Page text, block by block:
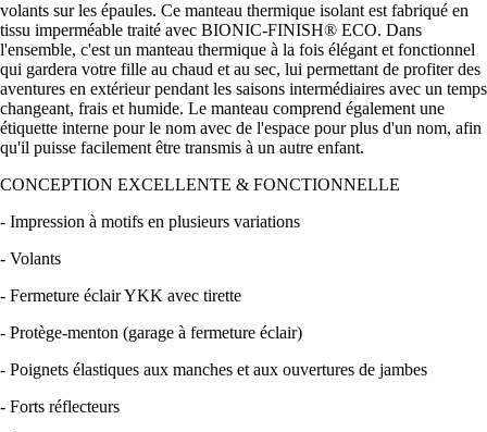
volants sur les épaules. Ce manteau thermique isolant est fabriqué en
tissu imperméable traité avec BIONIC-FINISH® ECO. Dans
l'ensemble, c'est un manteau thermique à la fois élégant et fonctionnel
qui gardera votre fille au chaud et au sec, lui permettant de profiter des
aventures en extérieur pendant les saisons intermédiaires avec un temps
changeant, frais et humide. Le manteau comprend également une
étiquette interne pour le nom avec de l'espace pour plus d'un nom, afin
qu'il puisse facilement être transmis à un autre enfant.
CONCEPTION EXCELLENTE & FONCTIONNELLE
- Impression à motifs en plusieurs variations
- Volants
- Fermeture éclair YKK avec tirette
- Protège-menton (garage à fermeture éclair)
- Poignets élastiques aux manches et aux ouvertures de jambes
- Forts réflecteurs